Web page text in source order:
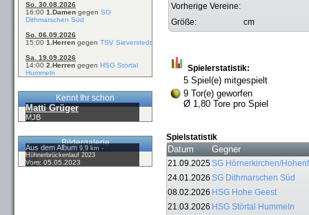
So. 30.08.2026
16:00 1.Damen gegen SG
Dithmarschen Süd
So. 06.09.2026
15:00 1.Herren gegen TSV Sieverstedt
Sa. 19.09.2026
14:00 2.Herren gegen HSG Störtal
Hummeln
Kennt Ihr schon
Matti Grüger
MJB
Bildergalerie
Aus dem Album9,9 km -
Hühnerbrückenlauf 2023
Vom: 05.05.2023
Vorherige Vereine:
Größe:
cm
Spielerstatistik:
5 Spiel(e) mitgespielt
9 Tor(e) geworfen
Ø 1,80 Tore pro Spiel
Spielstatistik
Datum Gegner
21.09.2025SG Hörnerkirchen/
24.01.2026 SG Dithmarschen Süd
08.02.2026 HSG Hohe Geest
21.03.2026 HSG Störtal Hummeln